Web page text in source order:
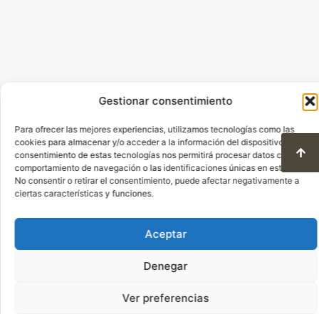
Gestionar consentimiento
Para ofrecer las mejores experiencias, utilizamos tecnologías como las
cookies para almacenar y/o acceder a la información del dispositivo. El
consentimiento de estas tecnologías nos permitirá procesar datos como el
comportamiento de navegación o las identificaciones únicas en este sitio.
No consentir o retirar el consentimiento, puede afectar negativamente a
ciertas características y funciones.
Aceptar
Denegar
Ver preferencias